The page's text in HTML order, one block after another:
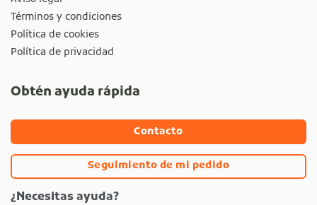
Términos y condiciones
Política de cookies
Política de privacidad
Obtén ayuda rápida
Contacto
Seguimiento de mi pedido
¿Necesitas ayuda?